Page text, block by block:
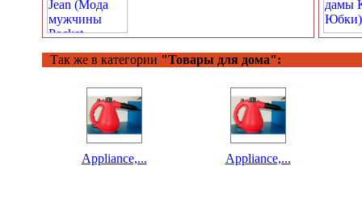
Так же в категории "Товары для дома":
Appliance,... Appliance,...